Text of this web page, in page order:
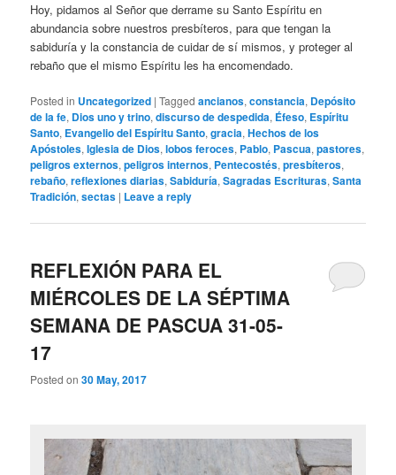
Hoy, pidamos al Señor que derrame su Santo Espíritu en
abundancia sobre nuestros presbíteros, para que tengan la
sabiduría y la constancia de cuidar de sí mismos, y proteger al
rebaño que el mismo Espíritu les ha encomendado.
Posted in Uncategorized |Tagged ancianos,constancia, Depósito
de la fe, Dios uno y trino,discurso de despedida, Éfeso, Espíritu
Santo, Evangelio del Espíritu Santo,gracia,Hechos de los
Apóstoles,Iglesia de Dios,lobos feroces, Pablo, Pascua,pastores,
peligros externos,peligros internos, Pentecostés,presbíteros,
rebaño,reflexiones diarias,Sabiduría,Sagradas Escrituras,Santa
Tradición,sectas | Leave a reply
REFLEXIÓN PARA EL
MIÉRCOLES DE LA SÉPTIMA
SEMANA DE PASCUA 31-05-
17
Posted on30 May, 2017